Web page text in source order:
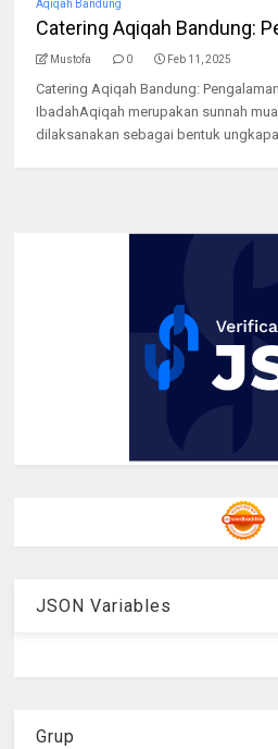
Aqiqah Bandung
Catering Aqiqah Bandung:
Mustofa 0 Feb 11, 2025
Catering Aqiqah Bandung:
IbadahAqiqah merupakan sunnah
dilaksanakan sebagai bentuk
JSON Variables
Grup